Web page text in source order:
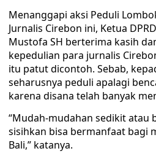
Menanggapi aksi Peduli
Jurnalis Cirebon ini, Ketua
Mustofa SH berterima kasih
kepedulian para jurnalis
itu patut dicontoh. Sebab,
seharusnya peduli apalagi
karena disana telah banyak
“Mudah-mudahan sedikit atau
sisihkan bisa bermanfaat bagi
Bali,” katanya.